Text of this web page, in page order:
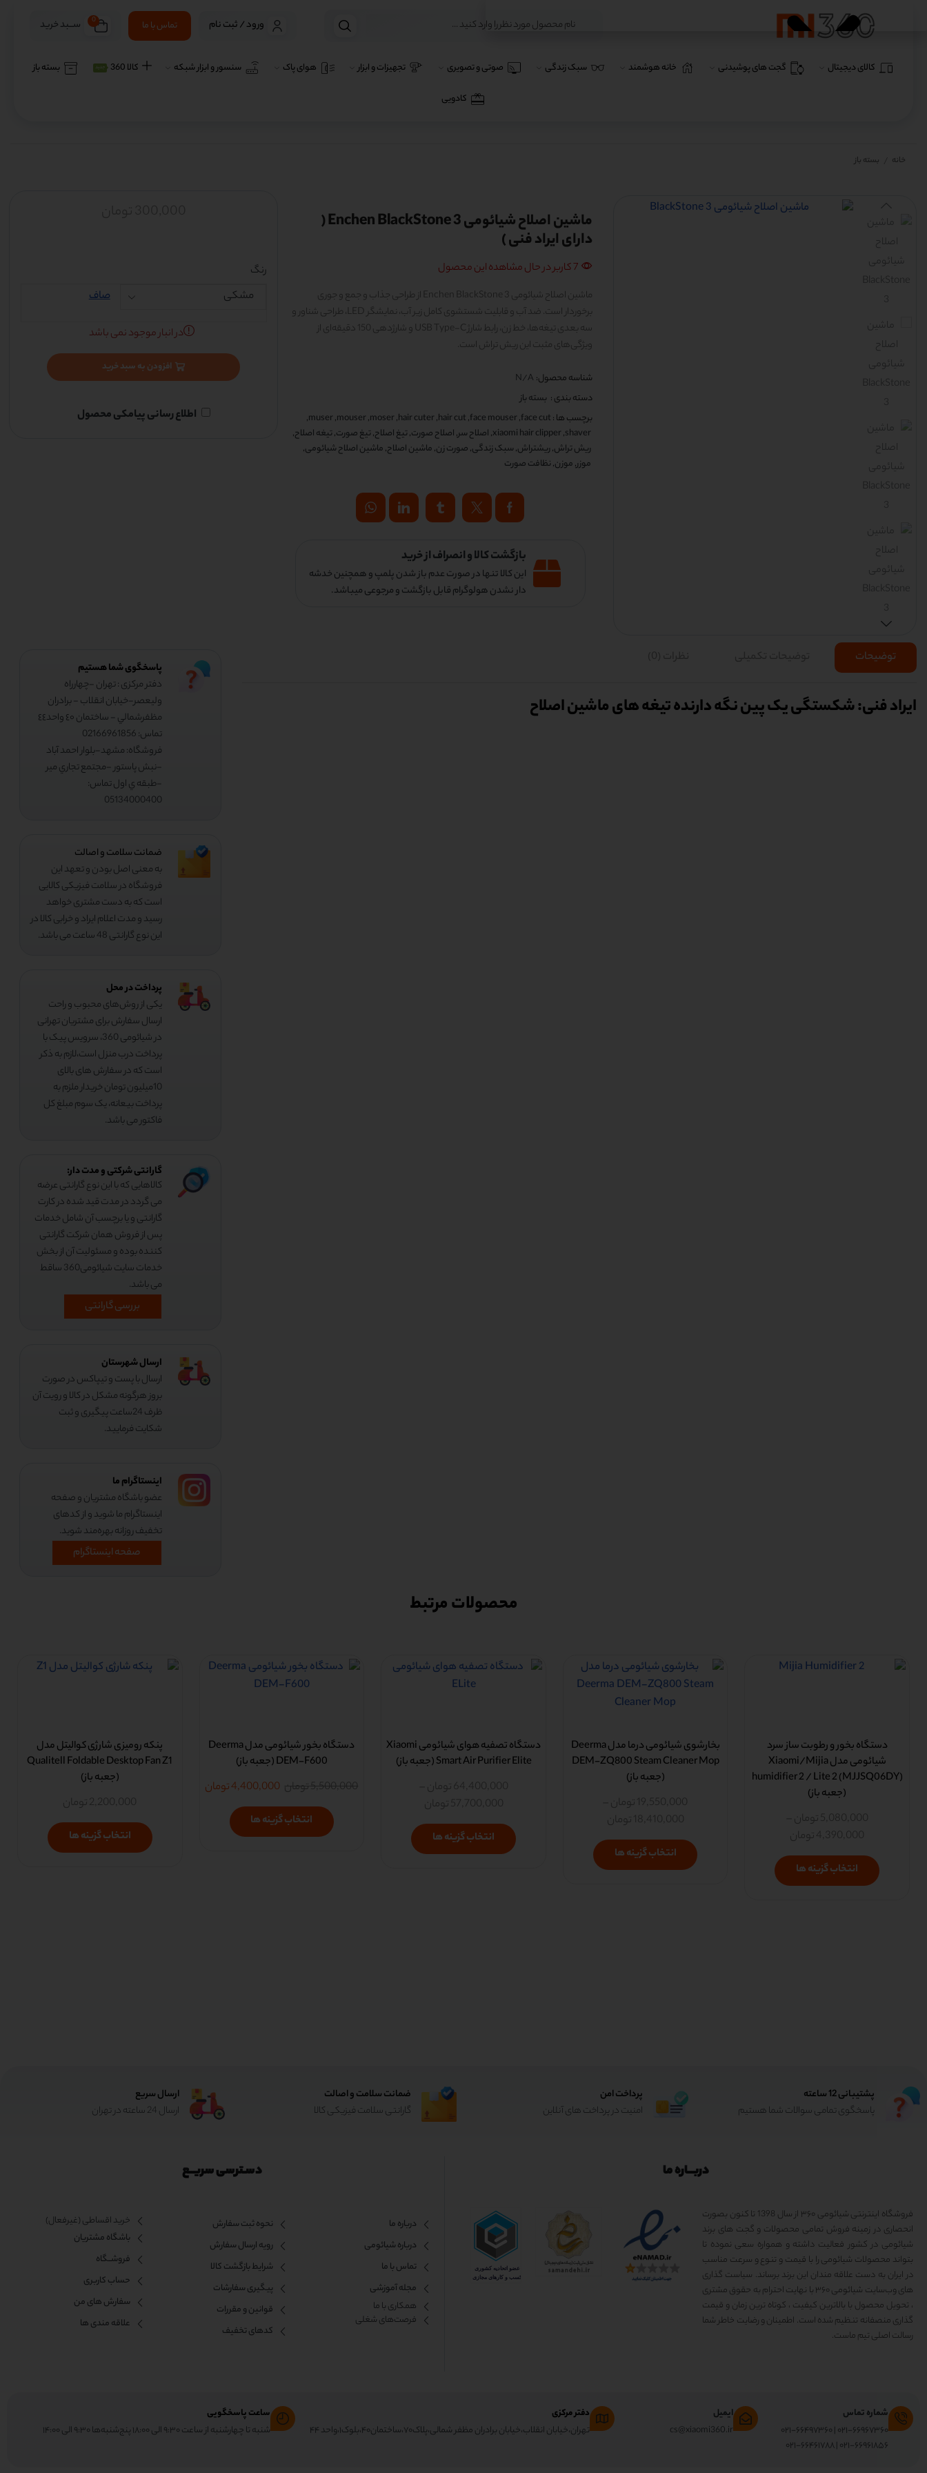
ورود / ثبت نام تماس با ما 0 ســـبد خرید
کالای دیجیتال گجت های پوشیدنی خانه هوشمند سبک زندگی صوتی و تصویری تجهیزات و ابزار هوای پاک سنسور و ابزار شبکه کالا 360 جدید بسته باز
کادویی
خانه بسته باز
ماشین اصلاح شیائومی Enchen BlackStone 3 (
دارای ایراد فنی )
7 کاربر در حال مشاهده این محصول
ماشین اصلاح شیائومی Enchen BlackStone 3 از طراحی جذاب و جمع و جوری
برخوردار است. ضد آب و قابلیت شستشوی کامل زیر آب، نمایشگر LED، طراحی شناور و
سه بعدی تیغه‌ها، خط زن، رابط شارژ USB Type-C و شارژدهی 150 دقیقه‌ای از
ویژگی‌های مثبت این ریش تراش است.
شناسه محصول: N/A
دسته بندی : بسته باز
برچسب ها :face cut
,
face mouser
,
hair cut
,
hair cuter
,
moser
,
mouser
,
muser
,
shaver
,
xiaomi hair clipper
,اصلاح سر,اصلاح صورت,تیغ اصلاح,تیغ صورت,تیغه اصلاح,
ریش تراش,ریشتراش,سبک زندگی,صورت زن,ماشین اصلاح,ماشین اصلاح شیائومی,
موزر,موزن,نظافت صورت
بازگشت کالا و انصراف از خرید
این کالا تنها در صورت عدم باز شدن پلمپ و همچنین خدشه
دار نشدن هولوگرام قابل بازگشت و مرجوعی میباشد.
رنگ
صاف
در انبار موجود نمی باشد
افزودن به سبد خرید
اطلاع رسانی پیامکی محصول
توضیحات
ایراد فنی: شکستگی یک پین نگه دارنده تیغه های ماشین اصلاح
پاسخگوی شما هستیم
دفتر مرکزی : تهران -چهارراه
وليعصر-خيابان انقلاب - برادران
مظفرشمالي - ساختمان ٤٠ واحد٤٤
تماس: 02166961856
فروشگاه: مشهد-بلوار احمد آباد
-نبش پاستور -مجتمع تجاري مير
-طبقه ي اول تماس:
05134000400
ضمانت سلامت و اصالت
به معنی اصل بودن و تعهد این
فروشگاه در سلامت فیزیکی کالایی
است که به دست مشتری خواهد
رسید و مدت اعلام ایراد و خرابی کالا در
این نوع گارانتی 48 ساعت می باشد.
پرداخت در محل
یکی از روش‌های محبوب و راحت
ارسال سفارش برای مشتریان تهرانی
در شیائومی 360، سرویس پیک با
پرداخت درب منزل است،لازم به ذکر
است که در سفارش های بالای
10میلیون تومان خریدار ملزم به
پرداخت بیعانه، یک سوم مبلغ کل
فاکتور می باشد.
گارانتی شرکتی و مدت دار:
کالاهایی که با این نوع گارانتی عرضه
می گردد در مدت قید شده در کارت
گارانتی و یا برچسب آن شامل خدمات
پس از فروش همان شرکت گارانتی
کننده بوده و مسئولیت آن از بخش
خدمات سایت شیائومی360 ساقط
می باشد.
بررسی گارانتی
ارسال شهرستان
ارسال با پست و تیپاکس در صورت
بروز هرگونه مشکل در کالا و رویت آن
ظرف 24ساعت پیگیری و ثبت
شکایت فرمایید.
اینستاگرام ما
عضو باشگاه مشتریان و صفحه
اینستاگرام ما شوید و از کدهای
تخفیف روزانه بهره‌مند شوید.
صفحه اینستاگرام
محصولات مرتبط
دستگاه بخور و رطوبت ساز سرد
شیائومی مدل Xiaomi/Mijia
humidifier 2 / Lite 2 (MJJSQ06DY)
(جعبه باز)
5,080,000 تومان
4,390,000
تومان
انتخاب گزینه ها
بخارشوی شیائومی درما مدل Deerma
DEM-ZQ800 Steam Cleaner Mop
(جعبه باز)
19,550,000 تومان
18,410,000 تومان
انتخاب گزینه ها
دستگاه تصفیه هوای شیائومی Xiaomi
Smart Air Purifier Elite (جعبه باز)
64,400,000تومان
57,700,000 تومان
انتخاب گزینه ها
دستگاه بخور شیائومی مدل Deerma
DEM-F600 (جعبه باز)
5,500,000تومان 4,400,000تومان
انتخاب گزینه ها
پنکه رومیزی شارژی کوالیتل مدل
Qualitell Foldable Desktop Fan Z1
(جعبه باز)
2,200,000تومان
انتخاب گزینه ها
پشتیبانی 12 ساعته
پاسخگوی تمامی سوالات شما هستیم
پرداخت امن
امنیت در پرداخت های آنلاین
ضمانت سلامت و اصالت
گارانتی سلامت فیزیکی کالا
ارسال سریع
ارسال 24 ساعته در تهران
دربـــاره ما
فروشگاه اینترنتی شیائومی ۳۶۰ از سال 1398 تا کنون بصورت
انحصاری در زمینه فروش تمامی محصولات و گجت های برند
شیائومی در کشور فعالیت داشته و همواره سعی نموده تا
بتواند محصولات شیائومی را با قیمت و تنوع و سرعت مناسب
در ایران به دست علاقه مندان این برند برساند. سیاست گذاری
های وب‌سایت شیائومی ۳۶۰ با نهایت احترام به حقوق مشتری
، تحویل محصول با بالاترین کیفیت ، کوتاه ترین زمان و قیمت
گذاری منصفانه تنظیم شده است. اطمینان و رضایت خاطر شما
رسالت اصلی تیم ماست.
دسـترسی سریــع
درباره ما
درباره شیائومی
تماس با ما
مجله آموزشی
همکاری با ما​
فرصت‌های شغلی
نحوه ثبت سفارش
رویه ارسال سفارش
شرایط بازگشت کالا
پیگیری سفارشات
قوانین و مقررات
کدهای تخفیف
خرید اقساطی (غیرفعال)
باشگاه مشتریان
فروشــگاه
حساب کاربری
سفارش های من
علاقه مندی ها
شماره تماس
۰۲۱-۶۶۹۶۷۳۶۰ | ۰۲۱-۶۶۴۹۷۳۶۰
۰۲۱-۶۶۹۶۱۸۵۶ | ۰۲۱-۶۶۴۶۱۷۸۸
ایمیل
cs@xiaomi360.ir
دفتر مرکزی
تهران،خیابان انقلاب،خیابان برادران مظفر شمالی،پلاک۷۰،ساختمان۴۰،بلوک۱،واحد ۴۴
ساعت پاسخگویی
شنبه تا چهارشنبه از ساعت ۹:۳۰ الی ۱۸:۰۰ پنج‌شنبه‌ها ۹:۳۰ الی ۱۴:۰۰